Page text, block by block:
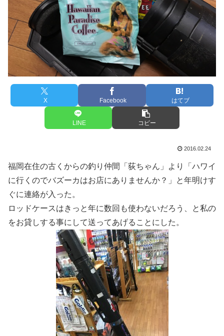
X Facebook はてブ
LINE コピー
2016.02.24
福岡在住の古くからの釣り仲間「荻ちゃん」より「ハワイ
に行くのでバズーカはお店にありませんか？」と年明けす
ぐに連絡が入った。
ロッドケースはきっと年に数回も使わないだろう、と私の
をお貸しする事にして送ってあげることにした。